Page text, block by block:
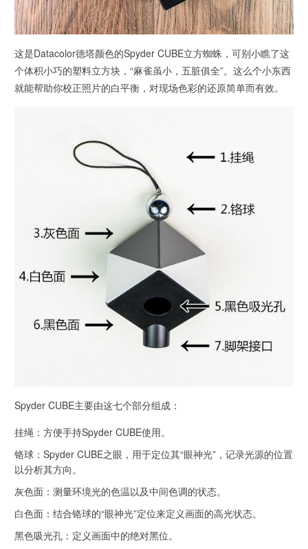
这是Datacolor德塔颜色的Spyder CUBE立方蜘蛛，可别小瞧了这
个体积小巧的塑料立方块，“麻雀虽小，五脏俱全”。这么个小东西
就能帮助你校正照片的白平衡，对现场色彩的还原简单而有效。
Spyder CUBE主要由这七个部分组成：
挂绳：方便手持Spyder CUBE使用。
铬球：Spyder CUBE之眼，用于定位其“眼神光”，记录光源的位置
以分析其方向。
灰色面：测量环境光的色温以及中间色调的状态。
白色面：结合铬球的“眼神光”定位来定义画面的高光状态。
黑色吸光孔：定义画面中的绝对黑位。